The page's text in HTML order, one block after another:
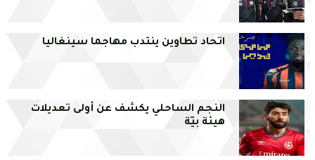
اتحاد تطاوين ينتدب مهاجما سينغاليا
النجم الساحلي يكشف عن أولى تعديلات
هيئة بيّة